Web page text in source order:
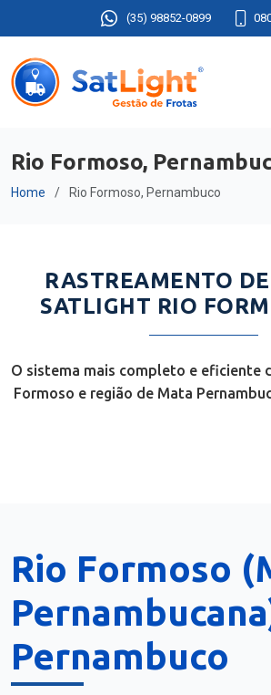
(35) 98852-0899
Rio Formoso,
Home Rio Formoso, Pernambuco
RASTREAMENTO
SATLIGHT RIO
O sistema mais completo e eficiente
Formoso e região de Mata
Rio Formoso
Pernambuco